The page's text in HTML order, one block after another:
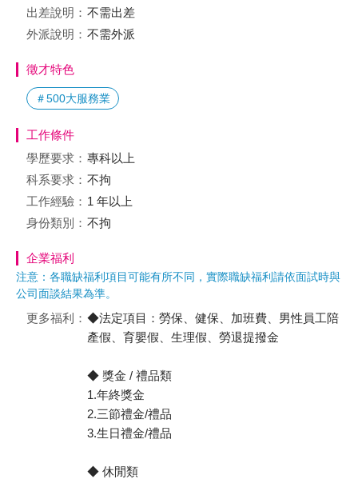
出差說明： 不需出差
外派說明： 不需外派
徵才特色
＃500大服務業
工作條件
學歷要求： 專科以上
科系要求： 不拘
工作經驗： 1 年以上
身份類別： 不拘
企業福利
注意：各職缺福利項目可能有所不同，實際職缺福利請依面試時與
公司面談結果為準。
更多福利： ◆法定項目：勞保、健保、加班費、男性員工陪
產假、育嬰假、生理假、勞退提撥金
◆ 獎金 / 禮品類
1.年終獎金
2.三節禮金/禮品
3.生日禮金/禮品
◆ 休閒類